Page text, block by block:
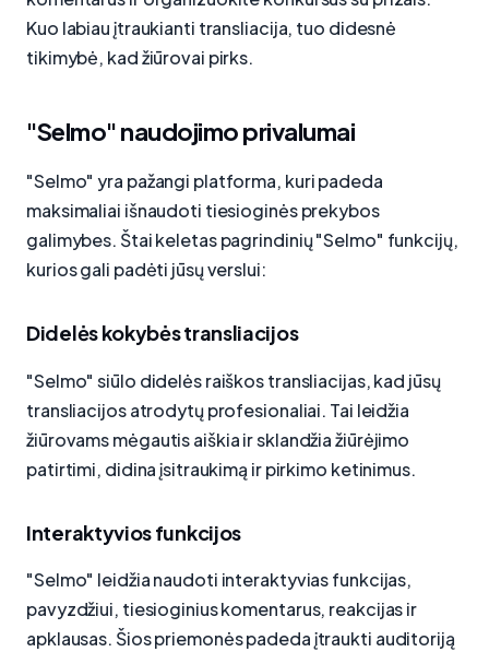
Kuo labiau įtraukianti transliacija, tuo didesnė
tikimybė, kad žiūrovai pirks.
"Selmo" naudojimo privalumai
"Selmo" yra pažangi platforma, kuri padeda
maksimaliai išnaudoti tiesioginės prekybos
galimybes. Štai keletas pagrindinių "Selmo" funkcijų,
kurios gali padėti jūsų verslui:
Didelės kokybės transliacijos
"Selmo" siūlo didelės raiškos transliacijas, kad jūsų
transliacijos atrodytų profesionaliai. Tai leidžia
žiūrovams mėgautis aiškia ir sklandžia žiūrėjimo
patirtimi, didina įsitraukimą ir pirkimo ketinimus.
Interaktyvios funkcijos
"Selmo" leidžia naudoti interaktyvias funkcijas,
pavyzdžiui, tiesioginius komentarus, reakcijas ir
apklausas. Šios priemonės padeda įtraukti auditoriją